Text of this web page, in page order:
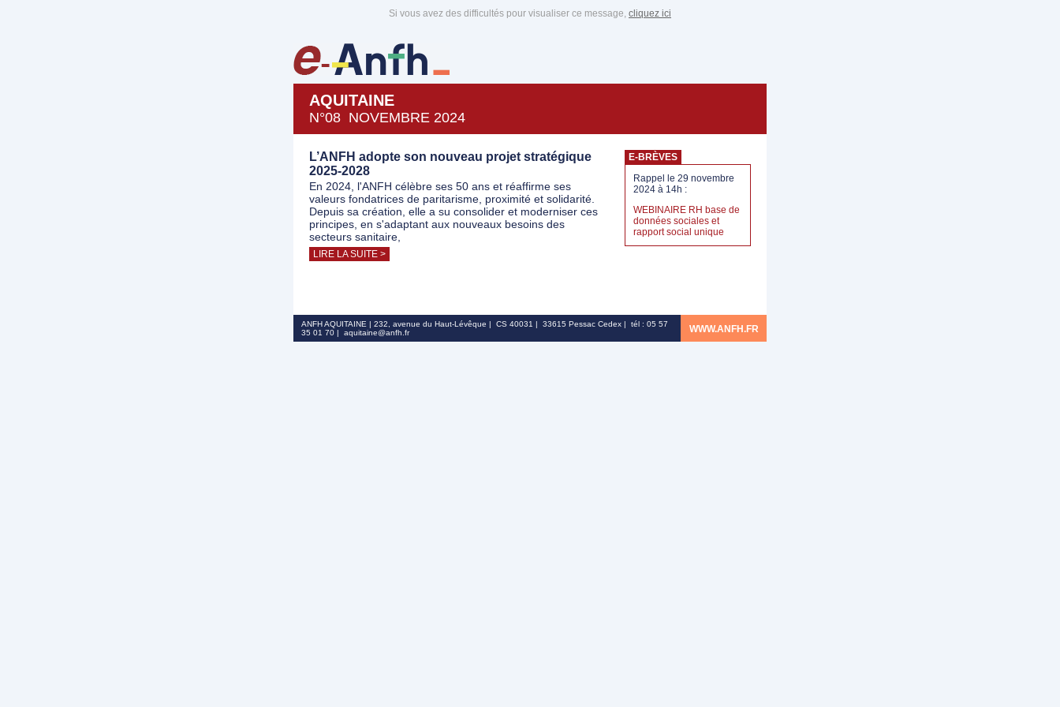
Si vous avez des difficultés pour visualiser ce message, cliquez ici
AQUITAINE
N°08 NOVEMBRE 2024
L’ANFH adopte son nouveau projet stratégique
2025-2028
En 2024, l'ANFH célèbre ses 50 ans et réaffirme ses
valeurs fondatrices de paritarisme, proximité et solidarité.
Depuis sa création, elle a su consolider et moderniser ces
principes, en s'adaptant aux nouveaux besoins des
secteurs sanitaire,
LIRE LA SUITE >
E-BRÈVES
Rappel le 29 novembre
2024 à 14h :
WEBINAIRE RH base de
données sociales et
rapport social unique
ANFH AQUITAINE | 232, avenue du Haut-Lévêque | CS 40031 | 33615 Pessac Cedex | tél : 05 57
35 01 70 | aquitaine@anfh.fr
WWW.ANFH.FR